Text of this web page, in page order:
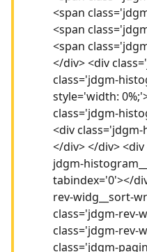
<span
<span
<span
</div> <div
class='jdgm-
style='width:
class='jdgm-
<div
</div> </div>
jdgm-
tabindex='0'></
rev-widg__sort-
class='jdgm-rev-
class='jdgm-rev-
class='jdgm-